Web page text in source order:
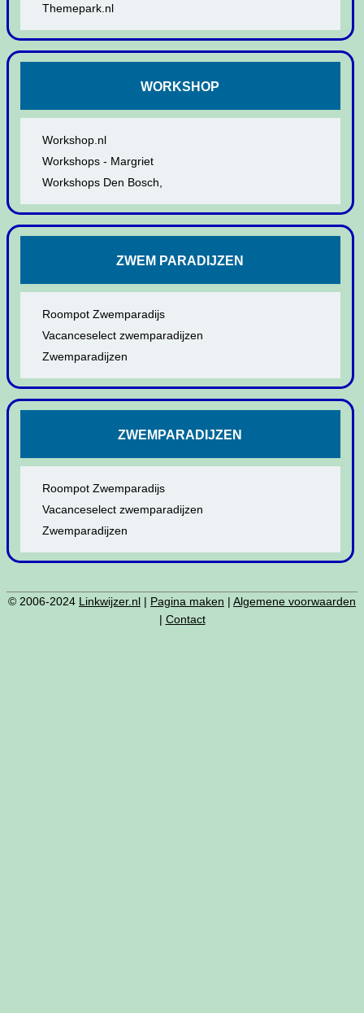
Themepark.nl
WORKSHOP
Workshop.nl
Workshops - Margriet
Workshops Den Bosch,
ZWEM PARADIJZEN
Roompot Zwemparadijs
Vacanceselect zwemparadijzen
Zwemparadijzen
ZWEMPARADIJZEN
Roompot Zwemparadijs
Vacanceselect zwemparadijzen
Zwemparadijzen
© 2006-2024 Linkwijzer.nl | Pagina maken | Algemene voorwaarden
| Contact